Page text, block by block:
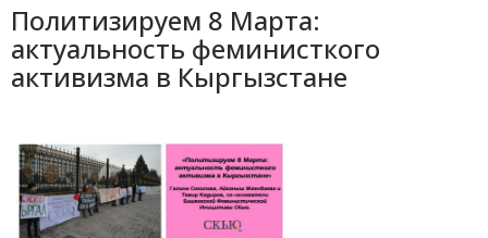
Политизируем 8 Мартa:
актуальность феминисткого
активизма в Кыргызстане